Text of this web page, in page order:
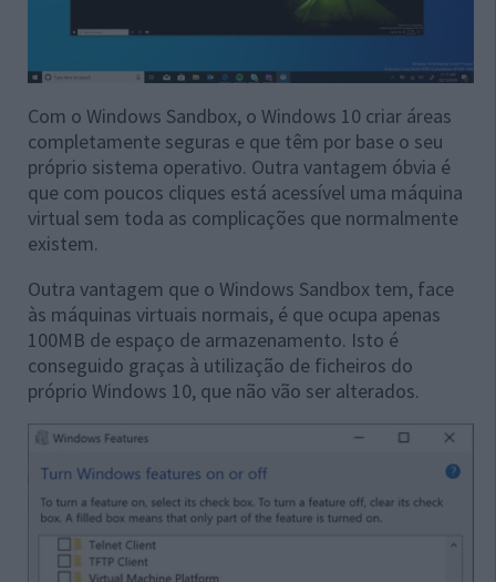
Com o Windows Sandbox, o Windows 10 criar áreas
completamente seguras e que têm por base o seu
próprio sistema operativo. Outra vantagem óbvia é
que com poucos cliques está acessível uma máquina
virtual sem toda as complicações que normalmente
existem.
Outra vantagem que o Windows Sandbox tem, face
às máquinas virtuais normais, é que ocupa apenas
100MB de espaço de armazenamento. Isto é
conseguido graças à utilização de ficheiros do
próprio Windows 10, que não vão ser alterados.